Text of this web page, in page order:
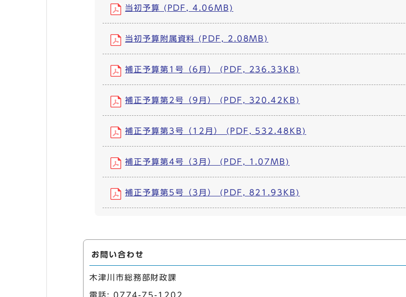
当初予算 (PDF, 4.06MB)
当初予算附属資料 (PDF, 2.08MB)
補正予算第1号（6月） (PDF, 236.33KB)
補正予算第2号（9月） (PDF, 320.42KB)
補正予算第3号（12月） (PDF, 532.48KB)
補正予算第4号（3月） (PDF, 1.07MB)
補正予算第5号（3月） (PDF, 821.93KB)
お問い合わせ
木津川市総務部財政課
電話: 0774-75-1202